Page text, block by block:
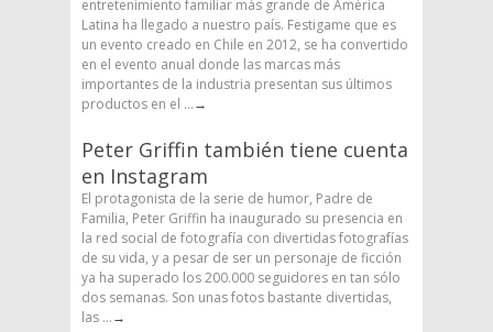
entretenimiento familiar más grande de América
Latina ha llegado a nuestro país. Festigame que es
un evento creado en Chile en 2012, se ha convertido
en el evento anual donde las marcas más
importantes de la industria presentan sus últimos
productos en el ...→
Peter Griffin también tiene cuenta
en Instagram
El protagonista de la serie de humor, Padre de
Familia, Peter Griffin ha inaugurado su presencia en
la red social de fotografía con divertidas fotografías
de su vida, y a pesar de ser un personaje de ficción
ya ha superado los 200.000 seguidores en tan sólo
dos semanas. Son unas fotos bastante divertidas,
las ...→